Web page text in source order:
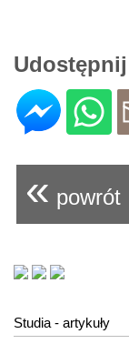
Udostępnij
« powrót
Studia - artykuły